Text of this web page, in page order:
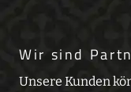
Wir sind
Unsere Kunden